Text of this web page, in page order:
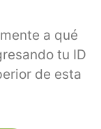
a qué
tu ID
de esta